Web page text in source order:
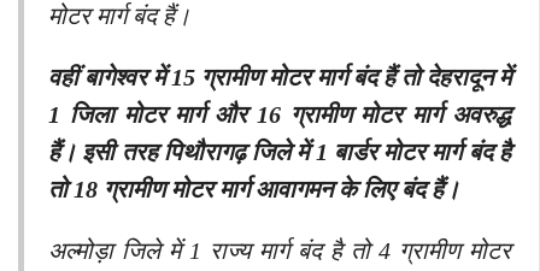
मोटर मार्ग बंद हैं।
वहीं बागेश्वर में 15 ग्रामीण मोटर मार्ग बंद हैं तो देहरादून में
1 जिला मोटर मार्ग और 16 ग्रामीण मोटर मार्ग अवरुद्ध
हैं। इसी तरह पिथौरागढ़ जिले में 1 बार्डर मोटर मार्ग बंद है
तो 18 ग्रामीण मोटर मार्ग आवागमन के लिए बंद हैं।
अल्मोड़ा जिले में 1 राज्य मार्ग बंद है तो 4 ग्रामीण मोटर